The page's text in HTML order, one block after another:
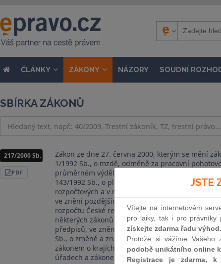
ČLÁNKY ZÁKONY NÁZORY SOUDNÍ
SBÍRKA ZÁKONŮ
217/2000 Sb.
STÁHNOUT
Zákon ze dne 27. června 2000, kterým se mění
1/1992 Sb., o mzdě, odměně za pracovní
průměrném výdělku, ve znění pozdějších
143/1992 Sb., o platu a odměně za pracovní
rozpočtových a v některých dalších organizacích a
ve znění pozdějších předpisů, zákon č. 10/1993
rozpočtu České republiky na rok 1993, o změně
některých zákonů České národní rady a
předpisů, ve znění pozdějších předpisů, a zákon č.
Sb., o změně a zrušení některých zákonů
zákonem o krajích, zákonem o obcích, zákonem o
úřadech a zákonem o hlavním městě Praze
JSTE
Vítejte na internetovém
pro laiky, tak i pro právníky
získejte zdarma řadu výhod.
Protože si vážíme
podobě unikátního online
Registrace je zdarma, k